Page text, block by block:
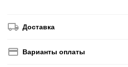
Доставка
Варианты оплаты